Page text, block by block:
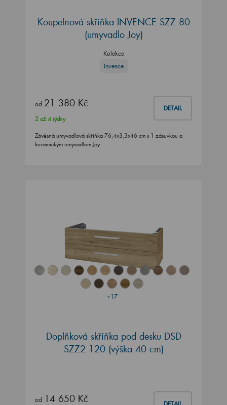
Koupelnová skříňka INVENCE SZZ 80
(umyvadlo Joy)
Kolekce
Invence
od 21 380 Kč DETAIL
2 až 4 týdny
Závěsná umyvadlová skříňka 76,4x3,3x46 cm s 1 zásuvkou a
keramickým umyvadlem Joy
+17
Doplňková skříňka pod desku DSD
SZZ2 120 (výška 40 cm)
od 14 650 Kč